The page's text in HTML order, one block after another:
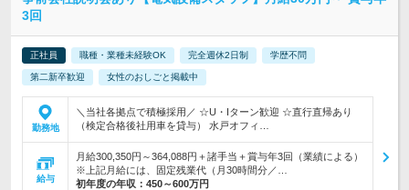
3回
正社員 職種・業種未経験OK 完全週休2日制 学歴不問
第二新卒歓迎 女性のおしごと掲載中
勤務地
＼当社各拠点で積極採用／ ☆U・Iターン歓迎 ☆直行直帰あり
（検定合格後社用車を貸与） 水戸オフィ…
給与
月給300,350円～364,088円＋諸手当＋賞与年3回（業績による）
※上記月給には、固定残業代（月30時間分／…
初年度の年収： 450～600万円